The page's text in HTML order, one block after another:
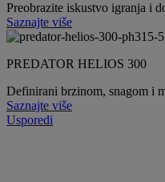
Preobrazite iskustvo igranja i
Saznajte više
PREDATOR HELIOS 300
Definirani brzinom, snagom i
Saznajte više
Usporedi